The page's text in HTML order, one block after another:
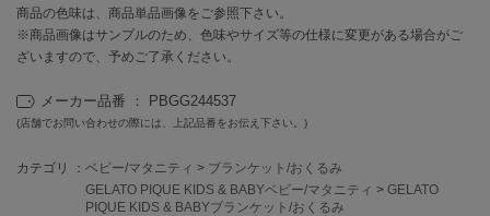
emmi yoga
ETRÉ TOKYO
エトレトウキョウ
アイ
商品の色味は、商品単品画像をご参照下さい。
※商品画像はサンプルのため、色味やサイズ等の仕様に変更がある場合がご
ざいますので、予めご了承ください。
メーカー品番 ： PBGG244537
(店舗でお問い合わせの際には、上記品番をお伝え下さい。)
カテゴリ ： ベビー/マタニティ> ブランケット/おくるみ
GELATO PIQUE KIDS & BABYベビー/マタニティ> GELATO
PIQUE KIDS & BABYブランケット/おくるみ